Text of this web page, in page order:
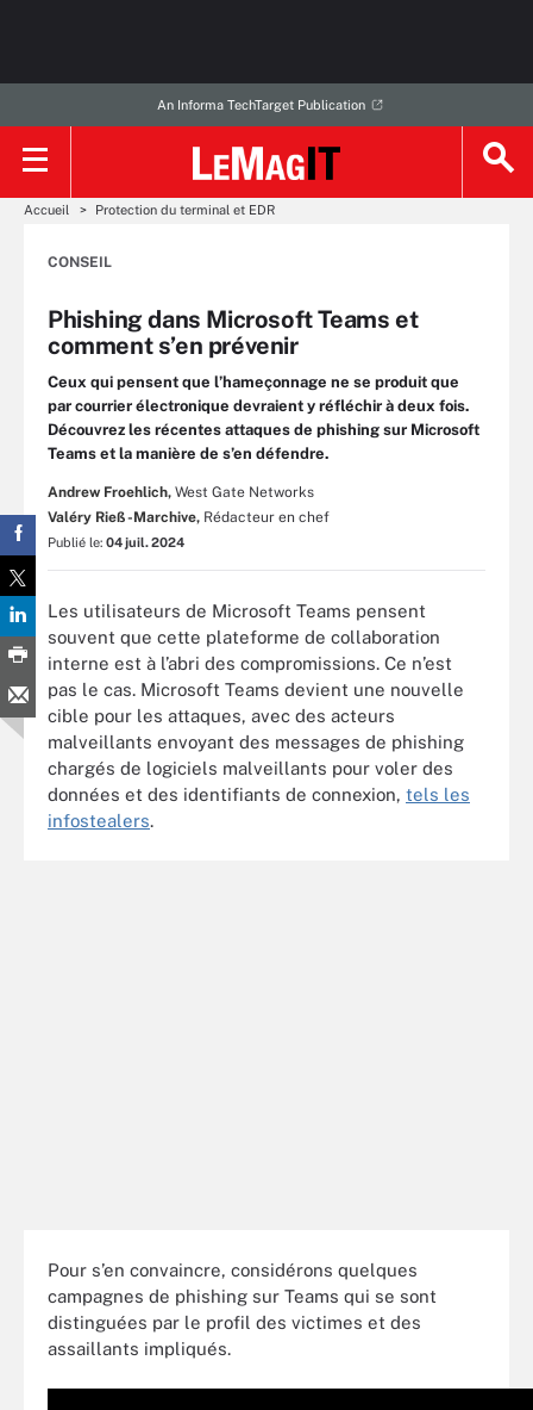
An Informa TechTarget Publication
Accueil Protection du terminal et EDR
CONSEIL
Phishing dans Microsoft Teams et
comment s’en prévenir
Ceux qui pensent que l’hameçonnage ne se produit que
par courrier électronique devraient y réfléchir à deux fois.
Découvrez les récentes attaques de phishing sur Microsoft
Teams et la manière de s’en défendre.
Andrew Froehlich, West Gate Networks
Valéry Rieß-Marchive, Rédacteur en chef
Publié le: 04 juil. 2024
Les utilisateurs de Microsoft Teams pensent
souvent que cette plateforme de collaboration
interne est à l’abri des compromissions. Ce n’est
pas le cas. Microsoft Teams devient une nouvelle
cible pour les attaques, avec des acteurs
malveillants envoyant des messages de phishing
chargés de logiciels malveillants pour voler des
données et des identifiants de connexion, tels les
infostealers.
Pour s’en convaincre, considérons quelques
campagnes de phishing sur Teams qui se sont
distinguées par le profil des victimes et des
assaillants impliqués.